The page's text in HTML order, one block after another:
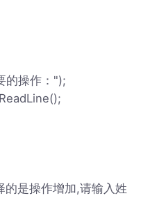
的操作：");
是操作增加,请输入姓